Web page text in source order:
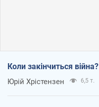
Коли закінчиться війна?
Юрій Хрістензен 6,5 т.